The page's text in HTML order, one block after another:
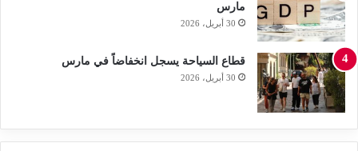
مارس
30 أبريل، 2026
قطاع السياحة يسجل انخفاضاً في مارس
30 أبريل، 2026